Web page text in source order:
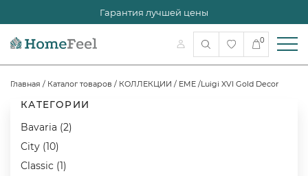
Гарантия лучшей цены
0
Главная / Каталог товаров / КОЛЛЕКЦИИ / EME /Luigi XVI Gold Decor
КАТЕГОРИИ
Bavaria (2)
City (10)
Classic (1)